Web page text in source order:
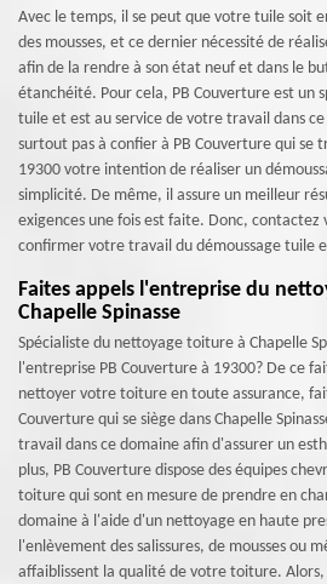
Avec le temps, il se peut que votre tuile soit
des mousses, et ce dernier nécessité de
afin de la rendre à son état neuf et dans le
étanchéité. Pour cela, PB Couverture est un
tuile et est au service de votre travail dans
surtout pas à confier à PB Couverture qui se
19300 votre intention de réaliser un
simplicité. De même, il assure un meilleur
exigences une fois est faite. Donc, contactez
confirmer votre travail du démoussage tuile
Faites appels l'entreprise du
Chapelle Spinasse
Spécialiste du nettoyage toiture à Chapelle
l'entreprise PB Couverture à 19300? De ce
nettoyer votre toiture en toute assurance,
Couverture qui se siège dans Chapelle
travail dans ce domaine afin d'assurer un
plus, PB Couverture dispose des équipes
toiture qui sont en mesure de prendre en
domaine à l'aide d'un nettoyage en haute
l'enlèvement des salissures, de mousses ou
affaiblissent la qualité de votre toiture. Alors,